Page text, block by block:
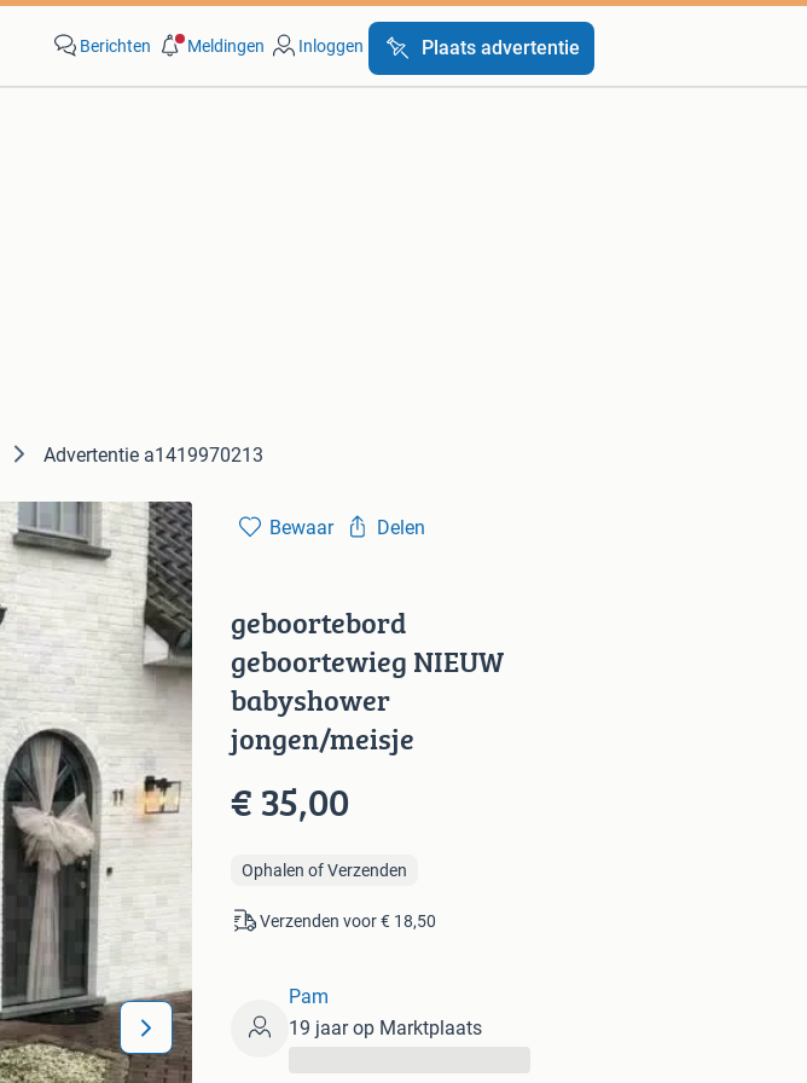
Berichten Meldingen Inloggen Plaats advertentie
Advertentie a1419970213
Bewaar Delen
geboortebord
geboortewieg NIEUW
babyshower
jongen/meisje
€ 35,00
Ophalen of Verzenden
Verzenden voor € 18,50
Pam
19 jaar op Marktplaats